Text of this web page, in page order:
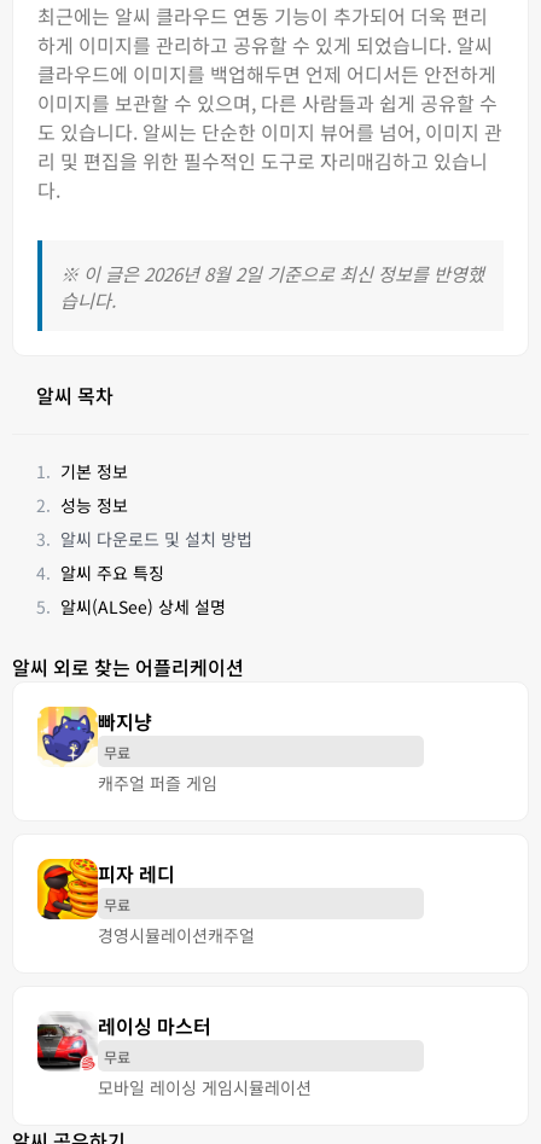
최근에는 알씨 클라우드 연동 기능이 추가되어 더욱 편리
하게 이미지를 관리하고 공유할 수 있게 되었습니다. 알씨
클라우드에 이미지를 백업해두면 언제 어디서든 안전하게
이미지를 보관할 수 있으며, 다른 사람들과 쉽게 공유할 수
도 있습니다. 알씨는 단순한 이미지 뷰어를 넘어, 이미지 관
리 및 편집을 위한 필수적인 도구로 자리매김하고 있습니
다.
※ 이 글은 2026년 8월 2일 기준으로 최신 정보를 반영했
습니다.
알씨 목차
기본 정보
성능 정보
알씨 다운로드 및 설치 방법
알씨 주요 특징
알씨(ALSee) 상세 설명
알씨 외로 찾는 어플리케이션
빠지냥
무료
캐주얼 퍼즐 게임
피자 레디
무료
경영시뮬레이션캐주얼
레이싱 마스터
무료
모바일 레이싱 게임시뮬레이션